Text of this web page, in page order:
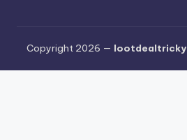
Copyright 2026 —